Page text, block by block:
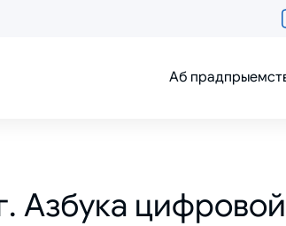
Аб
Азбука